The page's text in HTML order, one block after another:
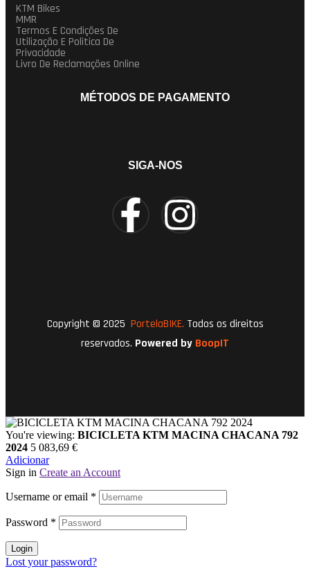
KTM Bikes
MMR
Termos E Condições De
Utilização E Politica De
Privacidade
Livro De Reclamações Online
MÉTODOS DE PAGAMENTO
SIGA-NOS
Copyright © 2025 PortelaBIKE. Todos os direitos
reservados. Powered by BoopIT
You're viewing: BICICLETA KTM MACINA CHACANA 792
2024 5 083,69 €
Adicionar
Sign in Create an Account
Username or email *
Password *
Login
Lost your password?